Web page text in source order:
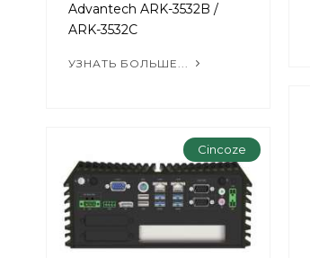
Advantech ARK-3532B /
ARK-3532C
УЗНАТЬ БОЛЬШЕ...
Cincoze